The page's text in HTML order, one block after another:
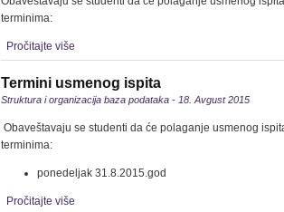
terminima:
Pročitajte više
Termini usmenog ispita
Struktura i organizacija baza podataka - 18. Avgust 2015
Obaveštavaju se studenti da će polaganje usmenog
terminima:
ponedeljak 31.8.2015.god
Pročitajte više